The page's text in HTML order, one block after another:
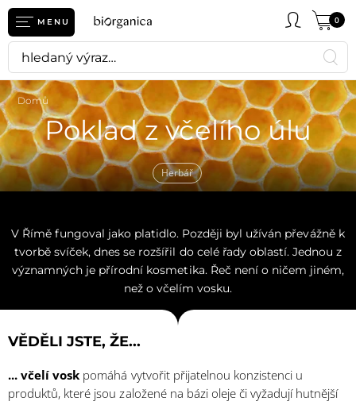
MENU 0
Domů
Poklad z včelího úlu
Herbář
V Římě fungoval jako platidlo. Později byl užíván převážně k
tvorbě svíček, dnes se rozšířil do celé řady oblastí. Jednou z
významných je přírodní kosmetika. Řeč není o ničem jiném,
než o včelím vosku.
VĚDĚLI JSTE, ŽE...
... včelí vosk pomáhá vytvořit přijatelnou konzistenci u
produktů, které jsou založené na bázi oleje či vyžadují hutnější